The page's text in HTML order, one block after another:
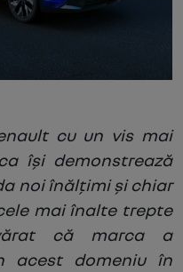
cu un vis mai
își demonstrează
noi înălțimi și chiar
mai înalte trepte
că marca a
acest domeniu în